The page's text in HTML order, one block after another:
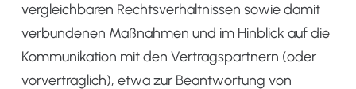
vergleichbaren Rechtsverhältnissen sowie damit
verbundenen Maßnahmen und im Hinblick auf die
Kommunikation mit den Vertragspartnern (oder
vorvertraglich), etwa zur Beantwortung von